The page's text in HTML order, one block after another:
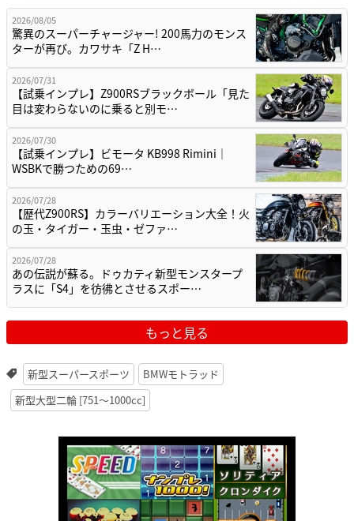
2026/08/05
驚異のスーパーチャージャー! 200馬力のモンス
ターが再び。カワサキ「Z H…
2026/07/31
【試乗インプレ】Z900RSブラックボール「見た
目は変わらないのに乗ると別モ…
2026/07/30
【試乗インプレ】ビモータ KB998 Rimini｜
WSBKで勝つための69…
2026/07/28
【歴代Z900RS】カラーバリエーション大全！火
の玉・タイガー・玉虫・ゼファ…
2026/07/28
あの伝説が蘇る。ドゥカティ新型モンスタープ
ラスに「S4」を彷彿とさせるスポー…
もっと見る
新型スーパースポーツ
BMWモトラッド
新型大型二輪 [751〜1000cc]